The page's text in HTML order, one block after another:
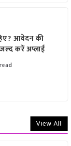
आवेदन की
करें अप्लाई
View All